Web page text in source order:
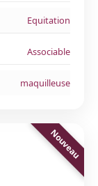
Equitation
Associable
maquilleuse